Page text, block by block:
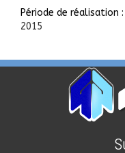
Période de réalisation :
2015